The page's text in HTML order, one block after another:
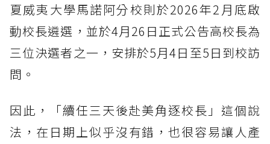
夏威夷大學馬諾阿分校則於2026年2月底啟
動校長遴選，並於4月26日正式公告高校長為
三位決選者之一，安排於5月4日至5日到校訪
問。
因此，「續任三天後赴美角逐校長」這個說
法，在日期上似乎沒有錯，也很容易讓人產